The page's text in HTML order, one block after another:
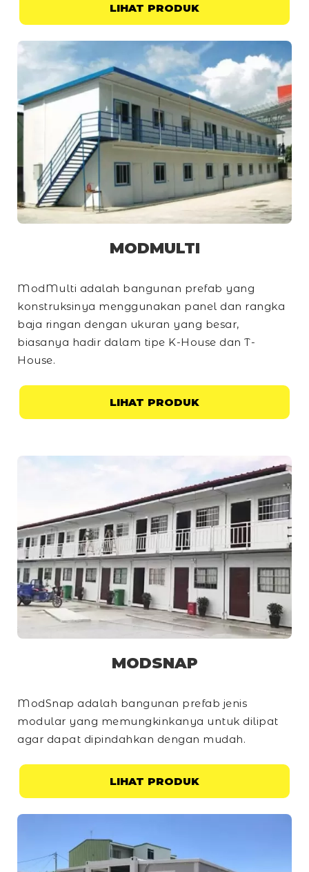
LIHAT PRODUK
MODMULTI
ModMulti adalah bangunan prefab yang
konstruksinya menggunakan panel dan rangka
baja ringan dengan ukuran yang besar,
biasanya hadir dalam tipe K-House dan T-
House.
LIHAT PRODUK
MODSNAP
ModSnap adalah bangunan prefab jenis
modular yang memungkinkanya untuk dilipat
agar dapat dipindahkan dengan mudah.
LIHAT PRODUK